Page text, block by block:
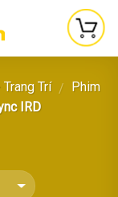
Trí / Phim
IRD